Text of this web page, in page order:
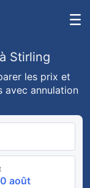
Stirling
les prix et
avec annulation
août